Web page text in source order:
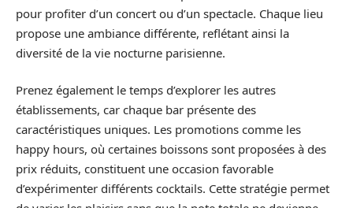
pour profiter d’un concert ou d’un spectacle. Chaque lieu
propose une ambiance différente, reflétant ainsi la
diversité de la vie nocturne parisienne.
Prenez également le temps d’explorer les autres
établissements, car chaque bar présente des
caractéristiques uniques. Les promotions comme les
happy hours, où certaines boissons sont proposées à des
prix réduits, constituent une occasion favorable
d’expérimenter différents cocktails. Cette stratégie permet